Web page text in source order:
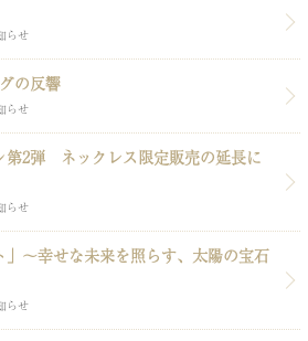
らせ
の反響
らせ
第2弾 ネックレス限定販売の延長に
らせ
～幸せな未来を照らす、太陽の宝石
らせ